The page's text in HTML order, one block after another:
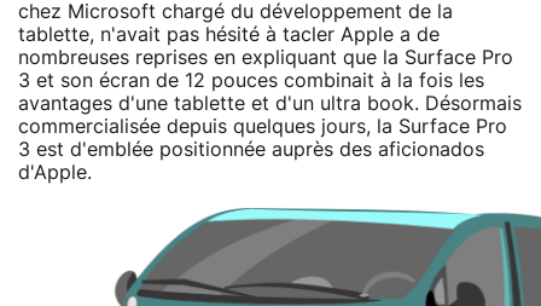
chez Microsoft chargé du développement de la
tablette, n'avait pas hésité à tacler Apple a de
nombreuses reprises en expliquant que la Surface Pro
3 et son écran de 12 pouces combinait à la fois les
avantages d'une tablette et d'un ultra book. Désormais
commercialisée depuis quelques jours, la Surface Pro
3 est d'emblée positionnée auprès des aficionados
d'Apple.